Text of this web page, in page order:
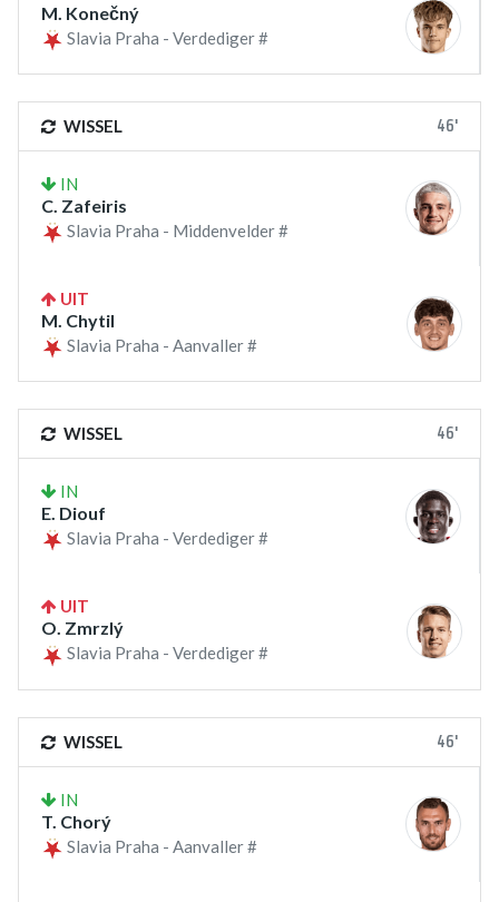
M. Konečný
Slavia Praha - Verdediger #
WISSEL 46'
IN
C. Zafeiris
Slavia Praha - Middenvelder #
UIT
M. Chytil
Slavia Praha - Aanvaller #
WISSEL 46'
IN
E. Diouf
Slavia Praha - Verdediger #
UIT
O. Zmrzlý
Slavia Praha - Verdediger #
WISSEL 46'
IN
T. Chorý
Slavia Praha - Aanvaller #